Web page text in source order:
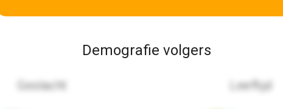
Demografie volgers
Geslacht Leeftijd